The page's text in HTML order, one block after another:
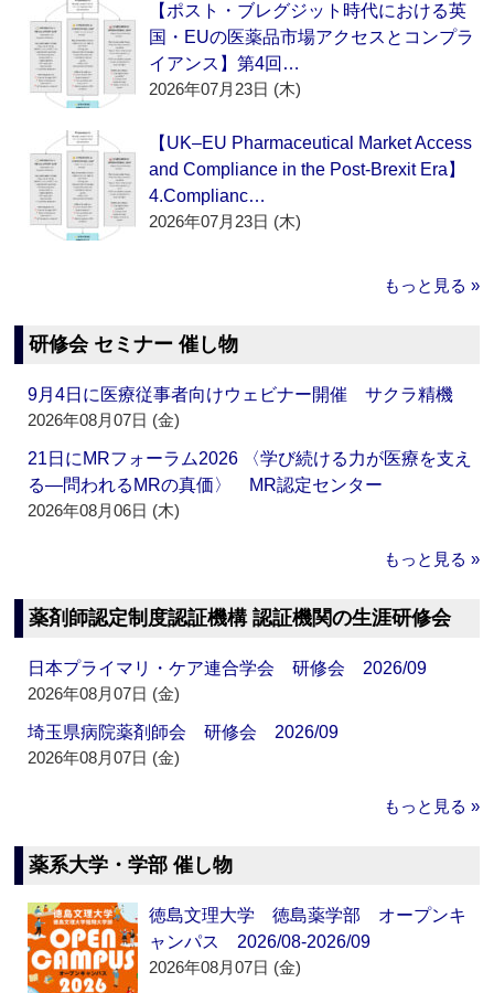
【ポスト・ブレグジット時代における英
国・EUの医薬品市場アクセスとコンプラ
イアンス】第4回…
2026年07月23日 (木)
【UK–EU Pharmaceutical Market Access
and Compliance in the Post-Brexit Era】
4.Complianc…
2026年07月23日 (木)
もっと見る »
研修会 セミナー 催し物
9月4日に医療従事者向けウェビナー開催 サクラ精機
2026年08月07日 (金)
21日にMRフォーラム2026 〈学び続ける力が医療を支え
る―問われるMRの真価〉 MR認定センター
2026年08月06日 (木)
もっと見る »
薬剤師認定制度認証機構 認証機関の生涯研修会
日本プライマリ・ケア連合学会 研修会 2026/09
2026年08月07日 (金)
埼玉県病院薬剤師会 研修会 2026/09
2026年08月07日 (金)
もっと見る »
薬系大学・学部 催し物
徳島文理大学 徳島薬学部 オープンキ
ャンパス 2026/08-2026/09
2026年08月07日 (金)